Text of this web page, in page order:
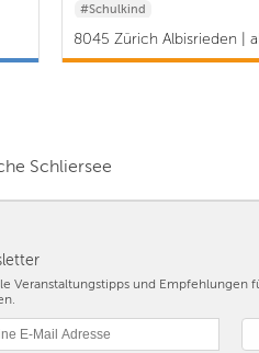
#Schulkind
8045 Zürich Albisrieden |
Schliersee
Veranstaltungstipps und Empfehlungen